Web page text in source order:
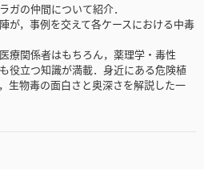
ガの仲間について紹介．
，事例を交えて各ケースにおける中毒
療関係者はもちろん，薬理学・毒性
役立つ知識が満載．身近にある危険植
生物毒の面白さと奥深さを解説した一